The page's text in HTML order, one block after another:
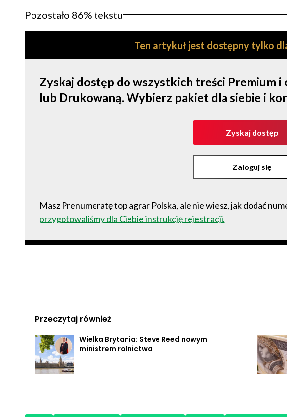
Pozostało 86% tekstu
Ten artykuł jest dostępny tylko
Zyskaj dostęp do wszystkich treści Premium
lub Drukowaną. Wybierz pakiet dla siebie i
Zyskaj dostęp
Zaloguj się
Masz Prenumeratę top agrar Polska, ale nie wiesz, jak dodać
przygotowaliśmy dla Ciebie instrukcję rejestracji.
Przeczytaj również
Wielka Brytania: Steve Reed nowym
ministrem rolnictwa